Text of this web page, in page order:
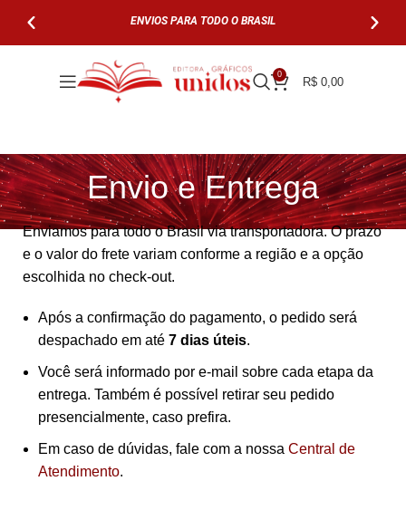
ENVIOS PARA TODO O BRASIL PARCELE EM
0
R$0,00
Envio e Entrega
Enviamos para todo o Brasil via transportadora. O prazo
e o valor do frete variam conforme a região e a opção
escolhida no check-out.
Após a confirmação do pagamento, o pedido será
despachado em até 7 dias úteis.
Você será informado por e-mail sobre cada etapa da
entrega. Também é possível retirar seu pedido
presencialmente, caso prefira.
Em caso de dúvidas, fale com a nossa Central de
Atendimento.